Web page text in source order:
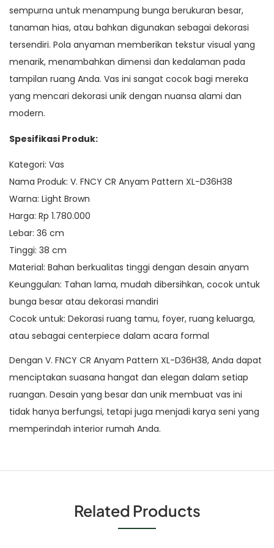
sempurna untuk menampung bunga berukuran besar,
tanaman hias, atau bahkan digunakan sebagai dekorasi
tersendiri. Pola anyaman memberikan tekstur visual yang
menarik, menambahkan dimensi dan kedalaman pada
tampilan ruang Anda. Vas ini sangat cocok bagi mereka
yang mencari dekorasi unik dengan nuansa alami dan
modern.
Spesifikasi Produk:
Kategori: Vas
Nama Produk: V. FNCY CR Anyam Pattern XL-D36H38
Warna: Light Brown
Harga: Rp 1.780.000
Lebar: 36 cm
Tinggi: 38 cm
Material: Bahan berkualitas tinggi dengan desain anyam
Keunggulan: Tahan lama, mudah dibersihkan, cocok untuk
bunga besar atau dekorasi mandiri
Cocok untuk: Dekorasi ruang tamu, foyer, ruang keluarga,
atau sebagai centerpiece dalam acara formal
Dengan V. FNCY CR Anyam Pattern XL-D36H38, Anda dapat
menciptakan suasana hangat dan elegan dalam setiap
ruangan. Desain yang besar dan unik membuat vas ini
tidak hanya berfungsi, tetapi juga menjadi karya seni yang
memperindah interior rumah Anda.
Related Products